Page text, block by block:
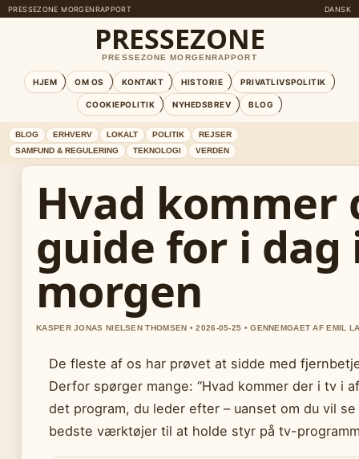
PRESSEZONE MORGENRAPPORT DANSK
PRESSEZONE
PRESSEZONE MORGENRAPPORT
HJEM OM OS KONTAKT HISTORIE PRIVATLIVSPOLITIK
COOKIEPOLITIK NYHEDSBREV BLOG
BLOG ERHVERV LOKALT POLITIK
REJSER
SAMFUND & REGULERING
TEKNOLOGI VERDEN
Hvad kommer
guide for i dag
morgen
KASPER JONAS NIELSEN THOMSEN • 2026-05-25 • GENNEMGAET AF EMIL
De fleste af os har prøvet at sidde med
Derfor spørger mange: “Hvad kommer der i tv i
det program, du leder efter – uanset om du vil
bedste værktøjer til at holde styr på tv-